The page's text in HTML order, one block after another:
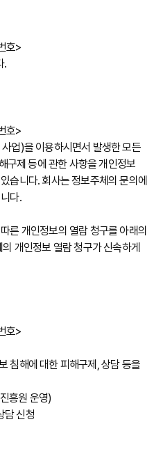
호>
.
호>
업)을 이용하시면서 발생한 모든
구제 등에 관한 사항을 개인정보
습니다. 회사는 정보주체의 문의에
다.
른 개인정보의 열람 청구를 아래의
개인정보 열람 청구가 신속하게
호>
침해에 대한 피해구제, 상담 등을
흥원 운영)
담 신청